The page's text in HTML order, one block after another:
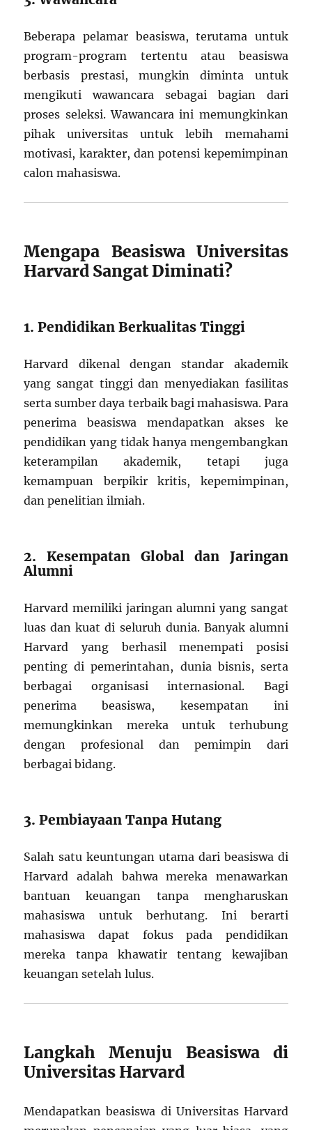
Beberapa pelamar beasiswa, terutama untuk
program-program tertentu atau beasiswa
berbasis prestasi, mungkin diminta untuk
mengikuti wawancara sebagai bagian dari
proses seleksi. Wawancara ini memungkinkan
pihak universitas untuk lebih memahami
motivasi, karakter, dan potensi kepemimpinan
calon mahasiswa.
Mengapa Beasiswa Universitas
Harvard Sangat Diminati?
1. Pendidikan Berkualitas Tinggi
Harvard dikenal dengan standar akademik
yang sangat tinggi dan menyediakan fasilitas
serta sumber daya terbaik bagi mahasiswa. Para
penerima beasiswa mendapatkan akses ke
pendidikan yang tidak hanya mengembangkan
keterampilan akademik, tetapi juga
kemampuan berpikir kritis, kepemimpinan,
dan penelitian ilmiah.
2. Kesempatan Global dan Jaringan
Alumni
Harvard memiliki jaringan alumni yang sangat
luas dan kuat di seluruh dunia. Banyak alumni
Harvard yang berhasil menempati posisi
penting di pemerintahan, dunia bisnis, serta
berbagai organisasi internasional. Bagi
penerima beasiswa, kesempatan ini
memungkinkan mereka untuk terhubung
dengan profesional dan pemimpin dari
berbagai bidang.
3. Pembiayaan Tanpa Hutang
Salah satu keuntungan utama dari beasiswa di
Harvard adalah bahwa mereka menawarkan
bantuan keuangan tanpa mengharuskan
mahasiswa untuk berhutang. Ini berarti
mahasiswa dapat fokus pada pendidikan
mereka tanpa khawatir tentang kewajiban
keuangan setelah lulus.
Langkah Menuju Beasiswa di
Universitas Harvard
Mendapatkan beasiswa di Universitas Harvard